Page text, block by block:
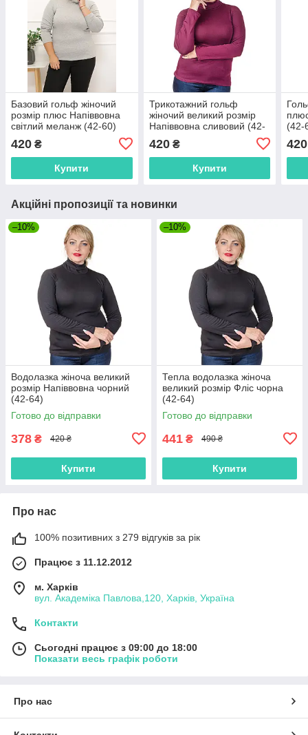
Базовий гольф жіночий
розмір плюс Напіввовна
світлий меланж (42-60)
420 ₴
Купити
Трикотажний гольф
жіночий великий розмір
Напіввовна сливовий (42-
420₴
Купити
(42-
420
Акційні пропозиції та новинки
–10%
Водолазка жіноча великий
розмір Напіввовна чорний
(42-64)
Готово до відправки
378 ₴ 420 ₴
Купити
–10%
Тепла водолазка жіноча
великий розмір Фліс чорна
(42-64)
Готово до відправки
441 ₴ 490 ₴
Купити
Про нас
100% позитивних з 279 відгуків за рік
Працює з 11.12.2012
м. Харків
вул. Академіка Павлова,120, Харків, Україна
Контакти
Сьогодні працює з 09:00 до 18:00
Показати весь графік роботи
Про нас